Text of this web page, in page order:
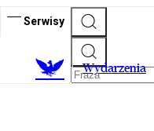
Serwisy
Wydarzenia